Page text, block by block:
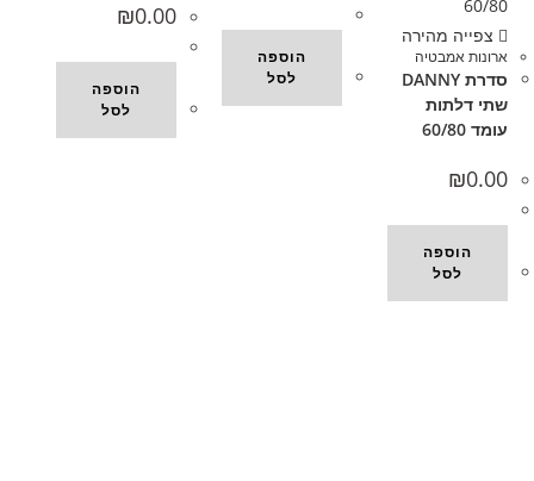
₪0.00
הוספה
לסל
הוספה
לסל
צפייה מהירה
ארונות אמבטיה
סדרת DANNY
שתי דלתות
עומד 60/80
₪0.00
הוספה
לסל